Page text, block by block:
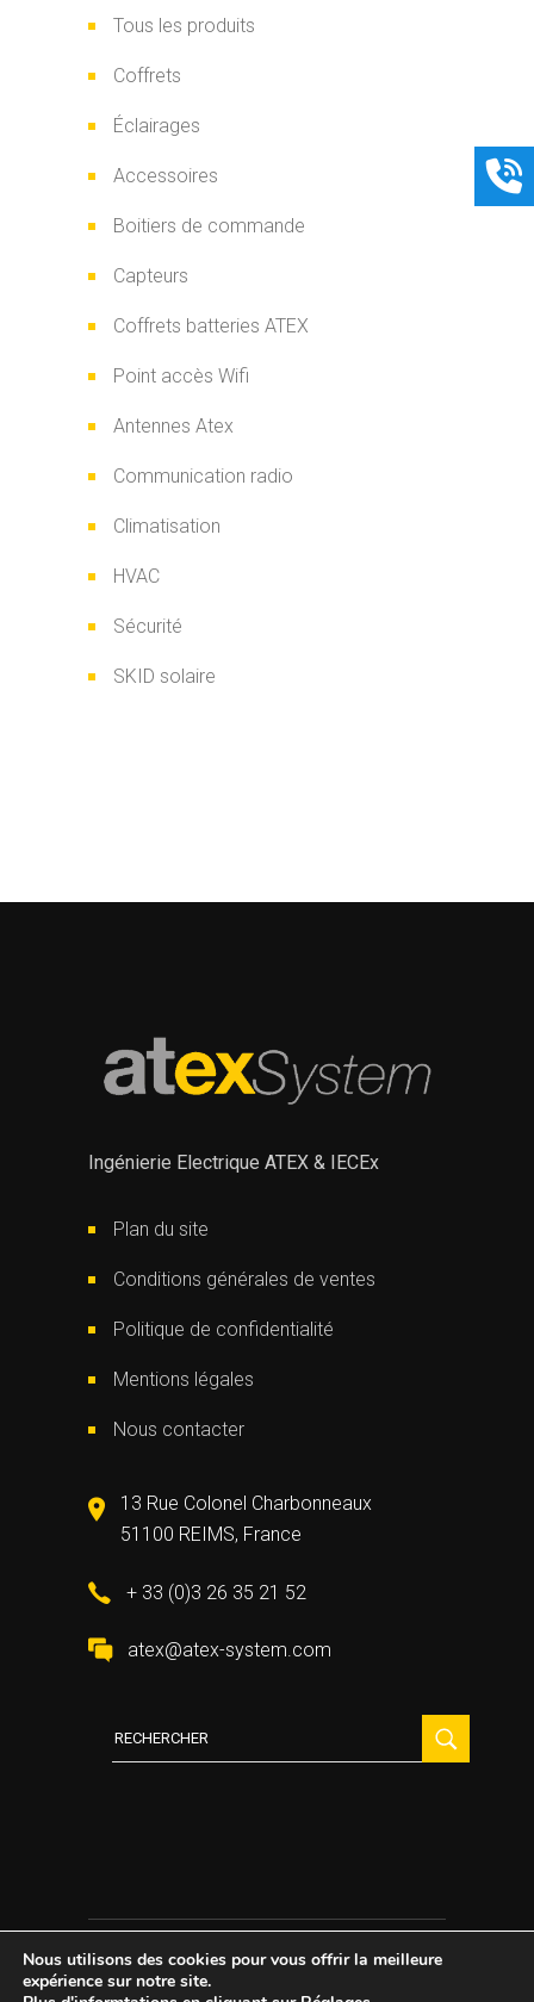
Tous les produits
Coffrets
Éclairages
Accessoires
Boitiers de commande
Capteurs
Coffrets batteries ATEX
Point accès Wifi
Antennes Atex
Communication radio
Climatisation
HVAC
Sécurité
SKID solaire
Ingénierie Electrique ATEX & IECEx
Plan du site
Conditions générales de ventes
Politique de confidentialité
Mentions légales
Nous contacter
13 Rue Colonel Charbonneaux
51100 REIMS, France
+ 33 (0)3 26 35 21 52
atex@atex-system.com
2021 All Rights Reserved ©Atex System
Nous utilisons des cookies pour vous offrir la meilleure
expérience sur notre site.